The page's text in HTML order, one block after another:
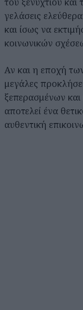
γελάσεις
και ίσως να
κοινωνικών
Αν και η εποχή
μεγάλες
ξεπερασμένων
αποτελεί ένα
αυθεντική